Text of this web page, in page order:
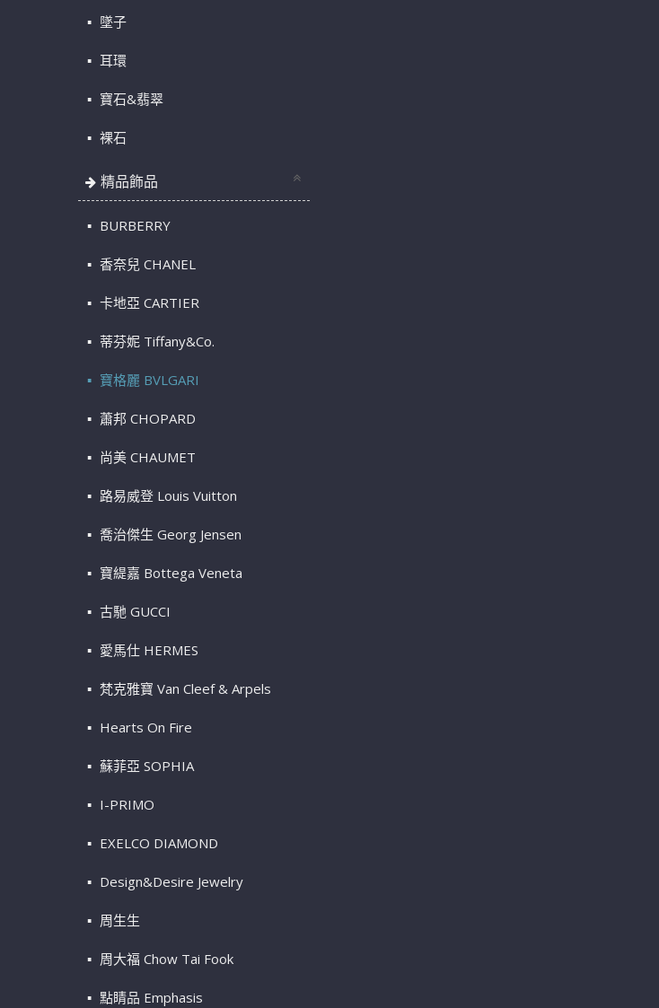
墜子
耳環
寶石&翡翠
裸石
精品飾品
BURBERRY
香奈兒 CHANEL
卡地亞 CARTIER
蒂芬妮 Tiffany&Co.
寶格麗 BVLGARI
蕭邦 CHOPARD
尚美 CHAUMET
路易威登 Louis Vuitton
喬治傑生 Georg Jensen
寶緹嘉 Bottega Veneta
古馳 GUCCI
愛馬仕 HERMES
梵克雅寶 Van Cleef & Arpels
Hearts On Fire
蘇菲亞 SOPHIA
I-PRIMO
EXELCO DIAMOND
Design&Desire Jewelry
周生生
周大福 Chow Tai Fook
點睛品 Emphasis